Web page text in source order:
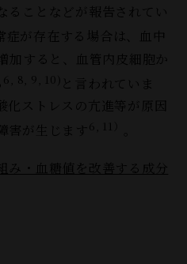
ることなどが報告されてい
症が存在する場合は、血中
加すると、血管内皮細胞か
6, 8, 9, 10) と言われていま
化ストレスの亢進等が原因
害が生じます 6, 11）
み・血糖値を改善する成分